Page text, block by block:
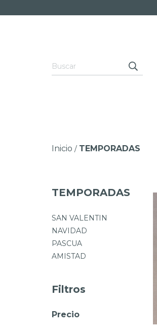
Inicio / TEMPORADAS
TEMPORADAS
SAN VALENTIN
NAVIDAD
PASCUA
AMISTAD
Filtros
Precio